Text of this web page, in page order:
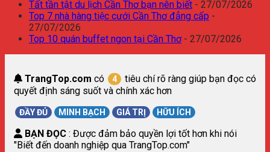
Tất tần tật du lịch Cần Thơ bạn nên biết - 27/07/2026
Top 7 nhà hàng tiệc cưới Cần Thơ đẳng cấp -
27/07/2026
Top 10 quán buffet ngon tại Cần Thơ- 27/07/2026
TrangTop.com có 4
tiêu chí rõ ràng giúp bạn đọc có
quyết định sáng suốt và chính xác hơn
ĐẦY ĐỦ MINH BẠCH GIÁ TRỊ HỮU ÍCH
BẠN ĐỌC : Được đảm bảo quyền lợi tốt hơn khi nói
"Biết đến doanh nghiệp qua TrangTop.com"